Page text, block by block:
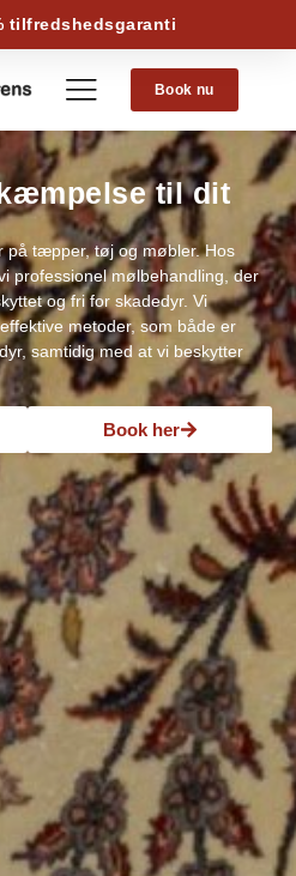
tilfredshedsgaranti
Book nu
til dit
på tæpper, tøj og møbler. Hos
professionel mølbehandling, der
og fri for skadedyr. Vi
metoder, som både er
samtidig med at vi beskytter
Book her